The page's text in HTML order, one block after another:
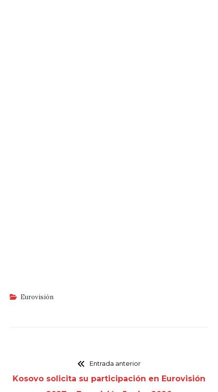
Eurovisión
Entrada anterior
Kosovo solicita su participación en Eurovisión